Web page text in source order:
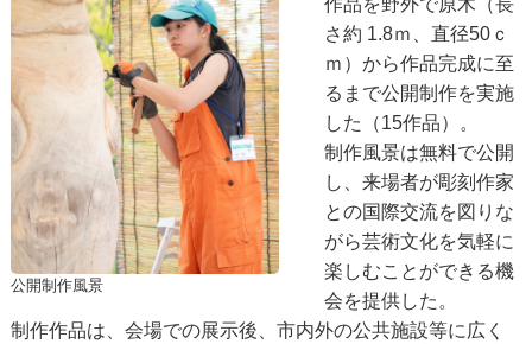
公開制作風景
さ約 1.8ｍ、直径50ｃ
ｍ）から作品完成に至
るまで公開制作を実施
した（15作品）。
制作風景は無料で公開
し、来場者が彫刻作家
との国際交流を図りな
がら芸術文化を気軽に
楽しむことができる機
会を提供した。
制作作品は、会場での展示後、市内外の公共施設等に広く